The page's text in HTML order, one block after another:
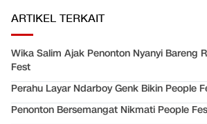
ARTIKEL TERKAIT
Wika Salim Ajak Penonton Nyanyi Bareng
Fest
Perahu Layar Ndarboy Genk Bikin People
Penonton Bersemangat Nikmati People